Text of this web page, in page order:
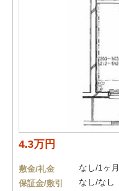
4.3万円
敷金/礼金
なし/1ヶ月
保証金/敷引
なし/なし